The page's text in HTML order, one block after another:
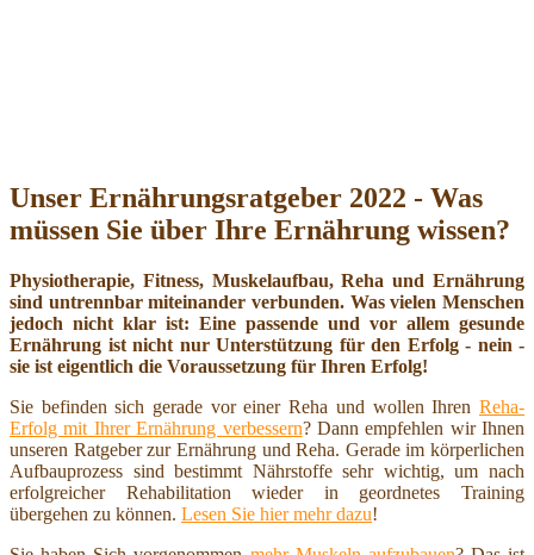
Unser Ernährungsratgeber 2022 - Was
müssen Sie über Ihre Ernährung wissen?
Physiotherapie, Fitness, Muskelaufbau, Reha und Ernährung
sind untrennbar miteinander verbunden. Was vielen Menschen
jedoch nicht klar ist: Eine passende und vor allem gesunde
Ernährung ist nicht nur Unterstützung für den Erfolg - nein -
sie ist eigentlich die Voraussetzung für Ihren Erfolg!
Sie befinden sich gerade vor einer Reha und wollen Ihren Reha-
Erfolg mit Ihrer Ernährung verbessern? Dann empfehlen wir Ihnen
unseren Ratgeber zur Ernährung und Reha. Gerade im körperlichen
Aufbauprozess sind bestimmt Nährstoffe sehr wichtig, um nach
erfolgreicher Rehabilitation wieder in geordnetes Training
übergehen zu können. Lesen Sie hier mehr dazu!